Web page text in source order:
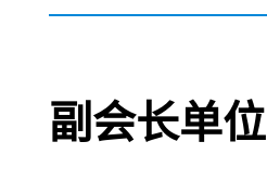
副会长单位